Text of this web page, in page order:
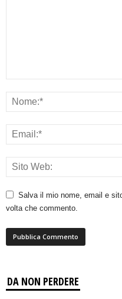
Salva il mio nome, email e
volta che commento.
DA NON PERDERE